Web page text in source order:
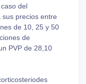
del
precios entre
de 10, 25 y 50
de
PVP de 28,10